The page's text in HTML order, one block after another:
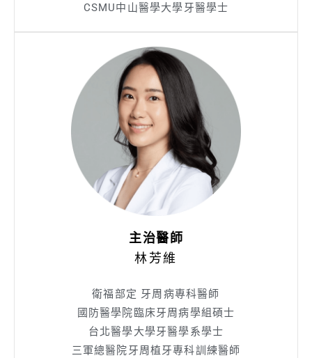
CSMU中山醫學大學牙醫學士
主治醫師
林芳維
衛福部定 牙周病專科醫師
國防醫學院臨床牙周病學組碩士
台北醫學大學牙醫學系學士
三軍總醫院牙周植牙專科訓練醫師